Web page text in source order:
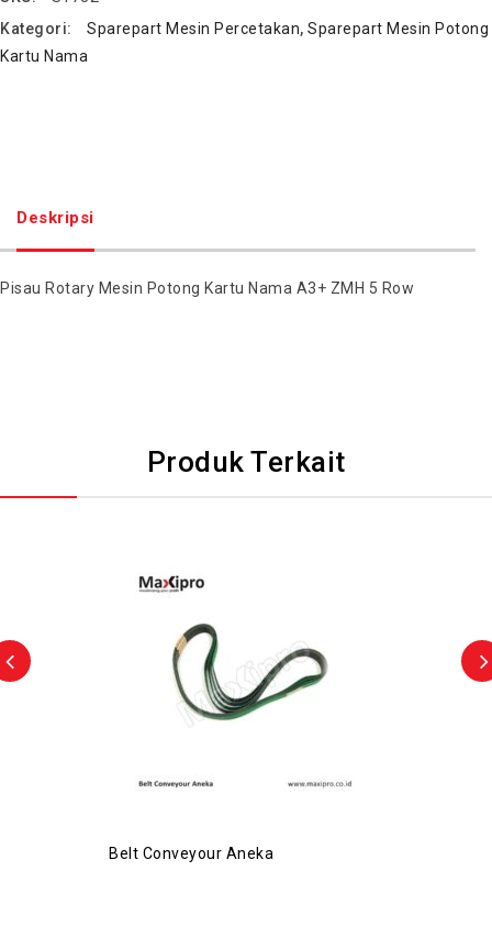
Kategori:
Sparepart Mesin Percetakan, Sparepart Mesin Potong
Kartu Nama
Deskripsi
Pisau Rotary Mesin Potong Kartu Nama A3+ ZMH 5 Row
Produk Terkait
Belt Conveyour Aneka